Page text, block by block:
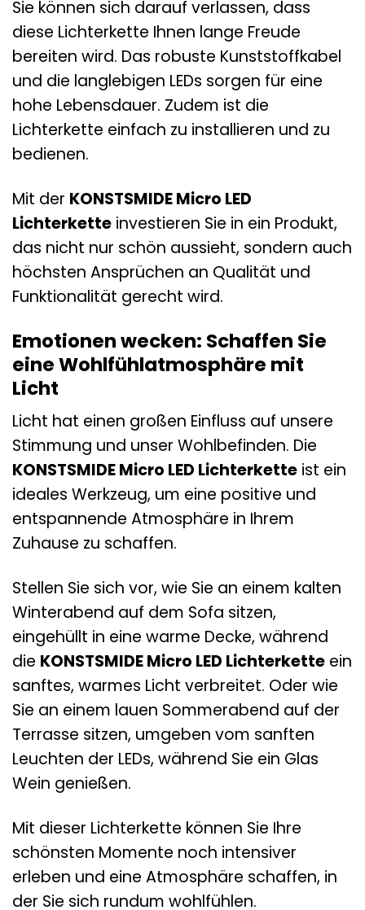
Sie können sich darauf verlassen, dass
diese Lichterkette Ihnen lange Freude
bereiten wird. Das robuste Kunststoffkabel
und die langlebigen LEDs sorgen für eine
hohe Lebensdauer. Zudem ist die
Lichterkette einfach zu installieren und zu
bedienen.
Mit der KONSTSMIDE Micro LED
Lichterkette investieren Sie in ein Produkt,
das nicht nur schön aussieht, sondern auch
höchsten Ansprüchen an Qualität und
Funktionalität gerecht wird.
Emotionen wecken: Schaffen Sie
eine Wohlfühlatmosphäre mit
Licht
Licht hat einen großen Einfluss auf unsere
Stimmung und unser Wohlbefinden. Die
KONSTSMIDE Micro LED Lichterkette ist ein
ideales Werkzeug, um eine positive und
entspannende Atmosphäre in Ihrem
Zuhause zu schaffen.
Stellen Sie sich vor, wie Sie an einem kalten
Winterabend auf dem Sofa sitzen,
eingehüllt in eine warme Decke, während
die KONSTSMIDE Micro LED Lichterkette ein
sanftes, warmes Licht verbreitet. Oder wie
Sie an einem lauen Sommerabend auf der
Terrasse sitzen, umgeben vom sanften
Leuchten der LEDs, während Sie ein Glas
Wein genießen.
Mit dieser Lichterkette können Sie Ihre
schönsten Momente noch intensiver
erleben und eine Atmosphäre schaffen, in
der Sie sich rundum wohlfühlen.